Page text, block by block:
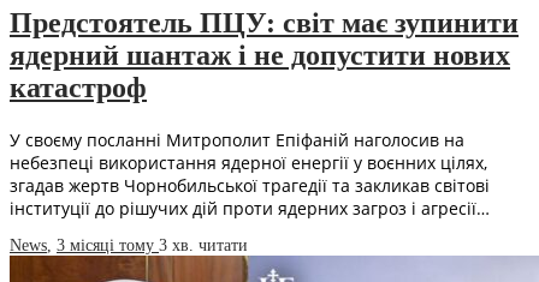
Предстоятель ПЦУ: світ має зупинити
ядерний шантаж і не допустити нових
катастроф
У своєму посланні Митрополит Епіфаній наголосив на
небезпеці використання ядерної енергії у воєнних цілях,
згадав жертв Чорнобильської трагедії та закликав світові
інституції до рішучих дій проти ядерних загроз і агресії…
News 3 місяці тому 3 хв. читати